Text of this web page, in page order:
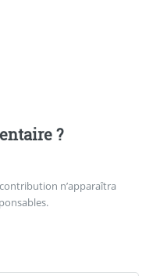
?
n’apparaîtra